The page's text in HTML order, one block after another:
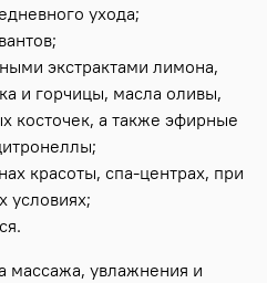
ухода;
экстрактами лимона,
и горчицы, масла оливы,
косточек, а также эфирные
красоты, спа-центрах, при
условиях;
массажа, увлажнения и